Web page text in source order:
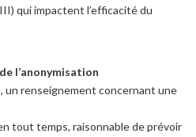
qui impactent l’efficacité du
l’anonymisation
un renseignement concernant une
tout temps, raisonnable de prévoir